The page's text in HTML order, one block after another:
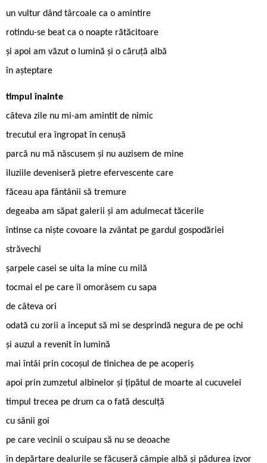
un vultur dând târcoale ca o amintire
rotindu-se beat ca o noapte rătăcitoare
și apoi am văzut o lumină și o căruță albă
în așteptare
timpul înainte
câteva zile nu mi-am amintit de nimic
trecutul era îngropat în cenușă
parcă nu mă născusem și nu auzisem de mine
iluziile deveniseră pietre efervescente care
făceau apa fântânii să tremure
degeaba am săpat galerii și am adulmecat tăcerile
întinse ca niște covoare la zvântat pe gardul gospodăriei
străvechi
șarpele casei se uita la mine cu milă
tocmai el pe care îl omorâsem cu sapa
de câteva ori
odată cu zorii a început să mi se desprindă negura de pe ochi
și auzul a revenit în lumină
mai întâi prin cocoșul de tinichea de pe acoperiș
apoi prin zumzetul albinelor și țipătul de moarte al cucuvelei
timpul trecea pe drum ca o fată desculță
cu sânii goi
pe care vecinii o scuipau să nu se deoache
în depărtare dealurile se făcuseră câmpie albă și pădurea izvor